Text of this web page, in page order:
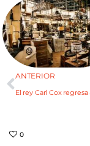
ANTERIOR
0